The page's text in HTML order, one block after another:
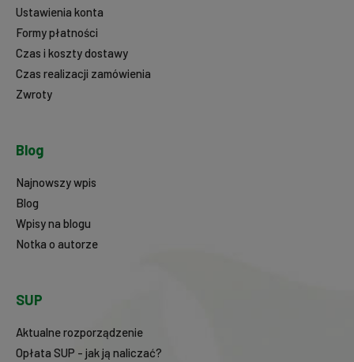
Ustawienia konta
Formy płatności
Czas i koszty dostawy
Czas realizacji zamówienia
Zwroty
Blog
Najnowszy wpis
Blog
Wpisy na blogu
Notka o autorze
SUP
Aktualne rozporządzenie
Opłata SUP - jak ją naliczać?